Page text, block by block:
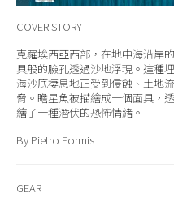
COVER STORY
克羅埃西亞西部，在地中海沿岸
具般的臉孔透過沙地浮現。這種
海沙底棲息地正受到侵蝕、土地
脅。瞻星魚被描繪成一個面具，
繪了一種潛伏的恐怖情緒。
By Pietro Formis
GEAR